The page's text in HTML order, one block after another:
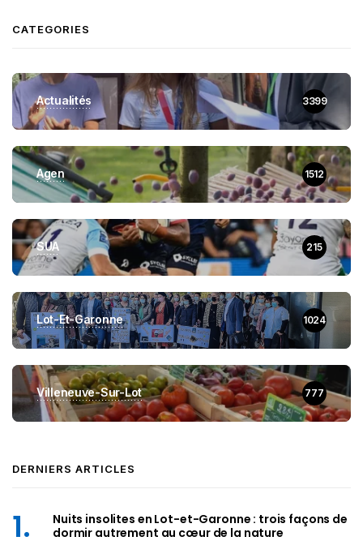
CATEGORIES
Actualités 3399
Agen 1512
SUA 215
Lot-Et-Garonne 1024
Villeneuve-Sur-Lot 777
DERNIERS ARTICLES
Nuits insolites en Lot-et-Garonne : trois façons de
dormir autrement au cœur de la nature